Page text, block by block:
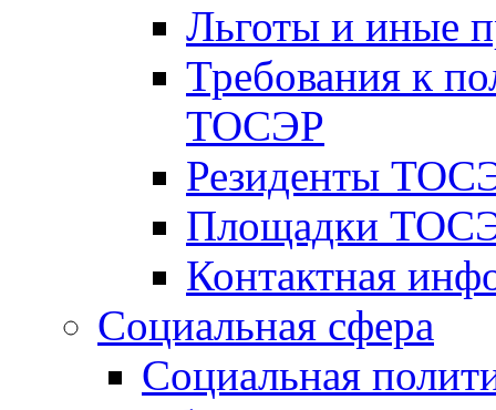
Льготы и иные
Требования к
ТОСЭР
Резиденты
Площадки
Контактная
Социальная сфера
Социальная